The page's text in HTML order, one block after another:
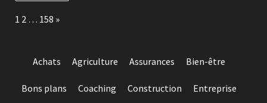
Page:
1 2 … 158 Next
»
Achats Agriculture Assurances Bien-être
Bons plans Coaching Construction Entreprise